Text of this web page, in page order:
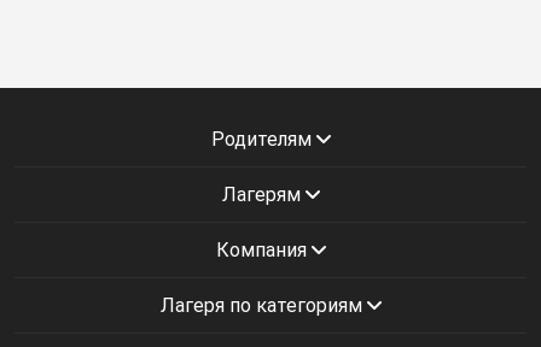
Родителям
Лагерям
Компания
Лагеря по категориям